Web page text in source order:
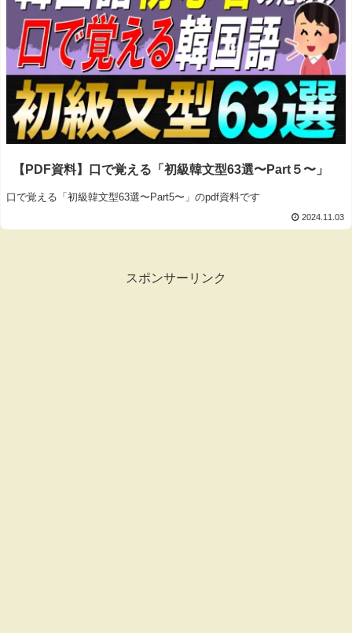
【PDF資料】口で覚える「初級韓文型63選〜Part５〜」
口で覚える「初級韓文型63選〜Part5〜」のpdf資料です
2024.11.03
スポンサーリンク